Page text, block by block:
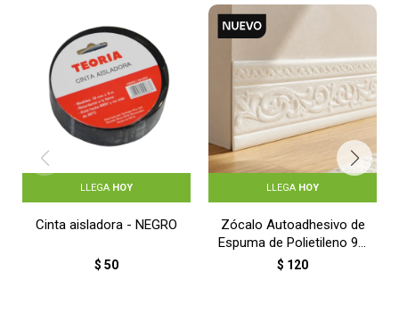
LLEGA HOY
Cinta aisladora - NEGRO
$ 50
LLEGA HOY
Zócalo Autoadhesivo de
Espuma de Polietileno 9 x
230 cm - BLANCO
$ 120